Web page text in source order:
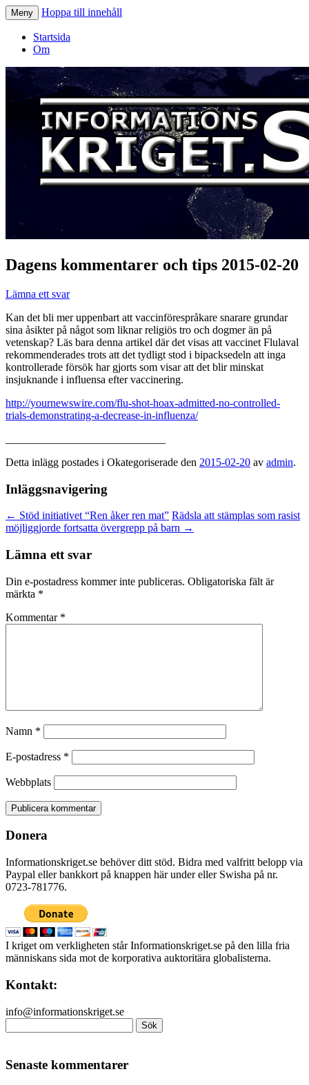
Informationskriget.se
Meny Hoppa till innehåll
Startsida
Om
Dagens kommentarer och tips 2015-02-20
Lämna ett svar
Kan det bli mer uppenbart att vaccinförespråkare snarare grundar
sina åsikter på något som liknar religiös tro och dogmer än på
vetenskap? Läs bara denna artikel där det visas att vaccinet Flulaval
rekommenderades trots att det tydligt stod i bipacksedeln att inga
kontrollerade försök har gjorts som visar att det blir minskat
insjuknande i influensa efter vaccinering.
http://yournewswire.com/flu-shot-hoax-admitted-no-controlled-
trials-demonstrating-a-decrease-in-influenza/
Detta inlägg postades i Okategoriserade den 2015-02-20 av admin.
Inläggsnavigering
← Stöd initiativet “Ren åker ren mat” Rädsla att stämplas som rasist
möjliggjorde fortsatta övergrepp på barn →
Lämna ett svar
Din e-postadress kommer inte publiceras. Obligatoriska fält är
märkta *
Kommentar *
Namn *
E-postadress *
Webbplats
Donera
Informationskriget.se behöver ditt stöd. Bidra med valfritt belopp via
Paypal eller bankkort på knappen här under eller Swisha på nr.
0723-781776.
I kriget om verkligheten står Informationskriget.se på den lilla fria
människans sida mot de korporativa auktoritära globalisterna.
Kontakt:
info@informationskriget.se
efter:
Senaste kommentarer